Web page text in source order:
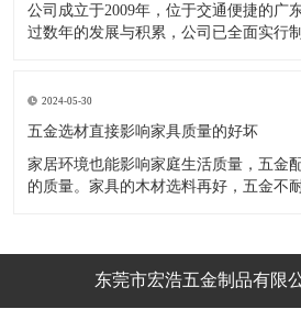
公司成立于2009年，位于交通便捷的广
过数年的发展与积累，公司已全面实行
的改造创新，设计制造了一系列更加新
的新
2024-05-30
五金选材直接影响家具质量的好坏
家居环境也能影响家庭生活质量，五金
的质量。家具的木材选料再好，五金不
金、铝合金等。不同五金的加工工艺不
理、焊接、机械加东莞市宏浩五金制品有限